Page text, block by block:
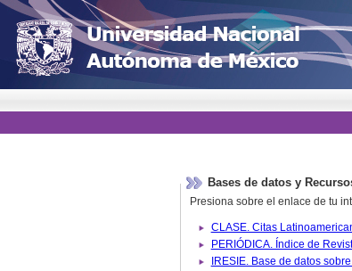
Bases de datos y
Presiona sobre el enlace de tu